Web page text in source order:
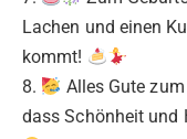
Lachen und einen
kommt!
8.
Alles Gute
dass Schönheit und